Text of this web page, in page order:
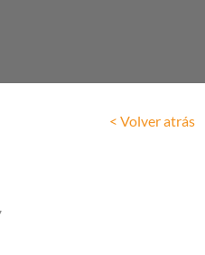
< Volver atrás